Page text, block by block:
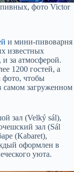
фото Victor
и мини-пивоварня
известных
за атмосферой.
1200 гостей, а
фото, чтобы
самом загруженном
зал (Velký sál),
зал (Sál
(Kabaret),
оформлен в
уюта.